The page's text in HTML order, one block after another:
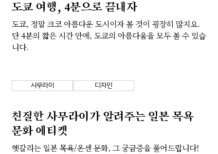
도쿄 여행, 4분으로 끝내자
도쿄, 정말 크코 아름다운 도시이자 볼 것이 굉장히 많지요.
단 4분의 짧은 시간 안에, 도쿄의 아름다움을 모두 볼 수 있습
니다.
사무라이 디자인
친절한 사무라이가 알려주는 일본 목욕
문화 에티켓
헷갈리는 일본 목욕/온센 문화, 그 궁금증을 풀어드립니다!